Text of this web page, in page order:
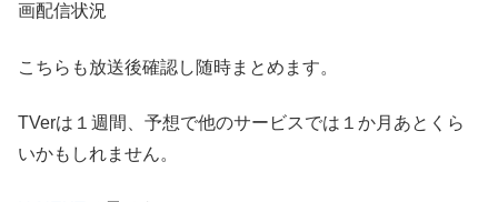
画配信状況
こちらも放送後確認し随時まとめます。
TVerは１週間、予想で他のサービスでは１か月あとくら
いかもしれません。